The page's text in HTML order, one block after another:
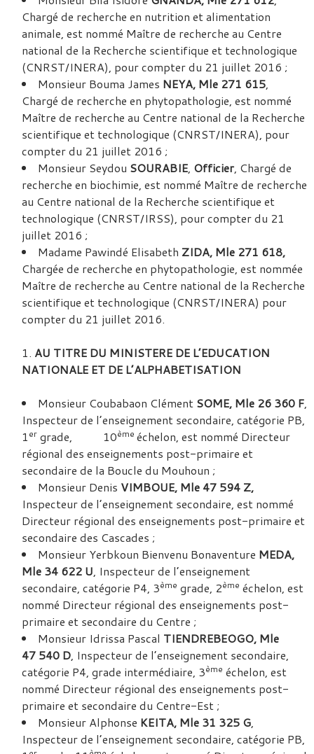
Chargé de recherche en nutrition et alimentation
animale, est nommé Maître de recherche au Centre
national de la Recherche scientifique et technologique
(CNRST/INERA), pour compter du 21 juillet 2016 ;
Monsieur Bouma James NEYA, Mle 271 615,
Chargé de recherche en phytopathologie, est nommé
Maître de recherche au Centre national de la Recherche
scientifique et technologique (CNRST/INERA), pour
compter du 21 juillet 2016 ;
Monsieur Seydou SOURABIE, Officier, Chargé de
recherche en biochimie, est nommé Maître de recherche
au Centre national de la Recherche scientifique et
technologique (CNRST/IRSS), pour compter du 21
juillet 2016 ;
Madame Pawindé Elisabeth ZIDA, Mle 271 618,
Chargée de recherche en phytopathologie, est nommée
Maître de recherche au Centre national de la Recherche
scientifique et technologique (CNRST/INERA) pour
compter du 21 juillet 2016.
AU TITRE DU MINISTERE DE L’EDUCATION
NATIONALE ET DE L’ALPHABETISATION
Monsieur Coubabaon Clément SOME, Mle 26 360 F,
Inspecteur de l’enseignement secondaire, catégorie PB,
1er grade, 10ème échelon, est nommé Directeur
régional des enseignements post-primaire et
secondaire de la Boucle du Mouhoun ;
Monsieur Denis VIMBOUE, Mle 47 594 Z,
Inspecteur de l’enseignement secondaire, est nommé
Directeur régional des enseignements post-primaire et
secondaire des Cascades ;
Monsieur Yerbkoun Bienvenu Bonaventure MEDA,
Mle 34 622 U, Inspecteur de l’enseignement
secondaire, catégorie P4, 3ème grade, 2ème échelon, est
nommé Directeur régional des enseignements post-
primaire et secondaire du Centre ;
Monsieur Idrissa Pascal TIENDREBEOGO, Mle
47 540 D, Inspecteur de l’enseignement secondaire,
catégorie P4, grade intermédiaire, 3ème échelon, est
nommé Directeur régional des enseignements post-
primaire et secondaire du Centre-Est ;
Monsieur Alphonse KEITA, Mle 31 325 G,
Inspecteur de l’enseignement secondaire, catégorie PB,